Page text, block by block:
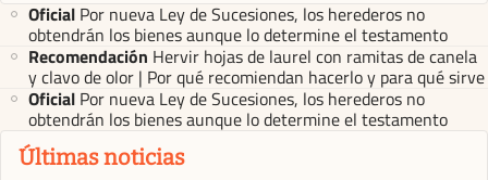
Oficial Por nueva Ley de Sucesiones, los herederos no
obtendrán los bienes aunque lo determine el testamento
Recomendación Hervir hojas de laurel con ramitas de canela
y clavo de olor | Por qué recomiendan hacerlo y para qué sirve
Oficial Por nueva Ley de Sucesiones, los herederos no
obtendrán los bienes aunque lo determine el testamento
Últimas noticias